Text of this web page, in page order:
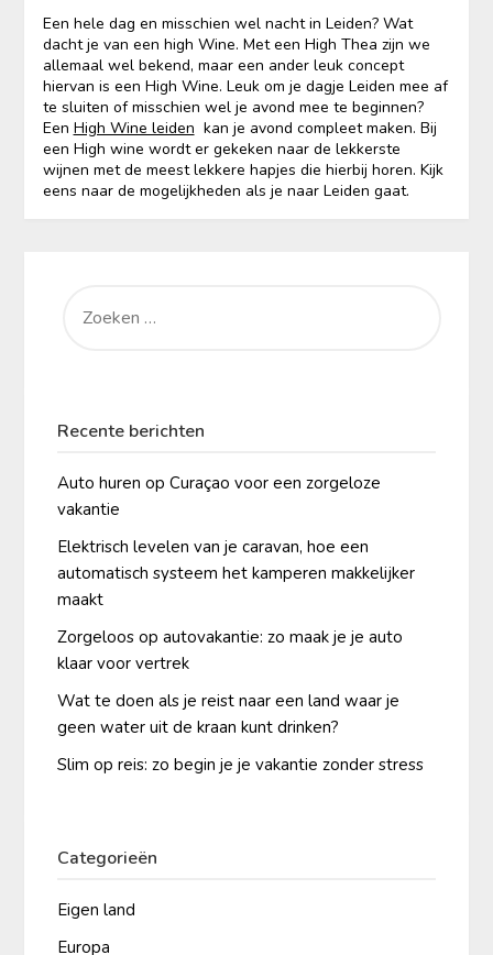
Een hele dag en misschien wel nacht in Leiden? Wat
dacht je van een high Wine. Met een High Thea zijn we
allemaal wel bekend, maar een ander leuk concept
hiervan is een High Wine. Leuk om je dagje Leiden mee af
te sluiten of misschien wel je avond mee te beginnen?
Een High Wine leiden kan je avond compleet maken. Bij
een High wine wordt er gekeken naar de lekkerste
wijnen met de meest lekkere hapjes die hierbij horen. Kijk
eens naar de mogelijkheden als je naar Leiden gaat.
NAAR:
Recente berichten
Auto huren op Curaçao voor een zorgeloze
vakantie
Elektrisch levelen van je caravan, hoe een
automatisch systeem het kamperen makkelijker
maakt
Zorgeloos op autovakantie: zo maak je je auto
klaar voor vertrek
Wat te doen als je reist naar een land waar je
geen water uit de kraan kunt drinken?
Slim op reis: zo begin je je vakantie zonder stress
Categorieën
Eigen land
Europa